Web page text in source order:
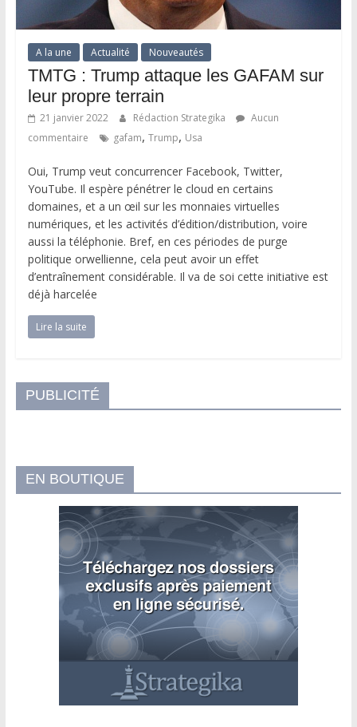
A la une Actualité Nouveautés
TMTG : Trump attaque les GAFAM sur
leur propre terrain
21 janvier 2022 Rédaction Strategika
Aucun
commentaire
gafam, Trump, Usa
Oui, Trump veut concurrencer Facebook, Twitter,
YouTube. Il espère pénétrer le cloud en certains
domaines, et a un œil sur les monnaies virtuelles
numériques, et les activités d’édition/distribution, voire
aussi la téléphonie. Bref, en ces périodes de purge
politique orwellienne, cela peut avoir un effet
d’entraînement considérable. Il va de soi cette initiative est
déjà harcelée
Lire la suite
PUBLICITÉ
EN BOUTIQUE